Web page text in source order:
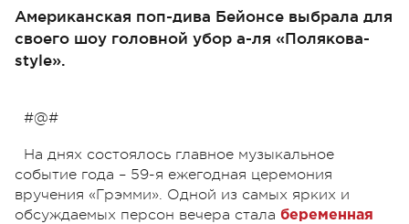
Американская поп-дива Бейонсе выбрала для
своего шоу головной убор а-ля «Полякова-
style».
#@#
На днях состоялось главное музыкальное
событие года – 59-я ежегодная церемония
вручения «Грэмми». Одной из самых ярких и
обсуждаемых персон вечера стала беременная